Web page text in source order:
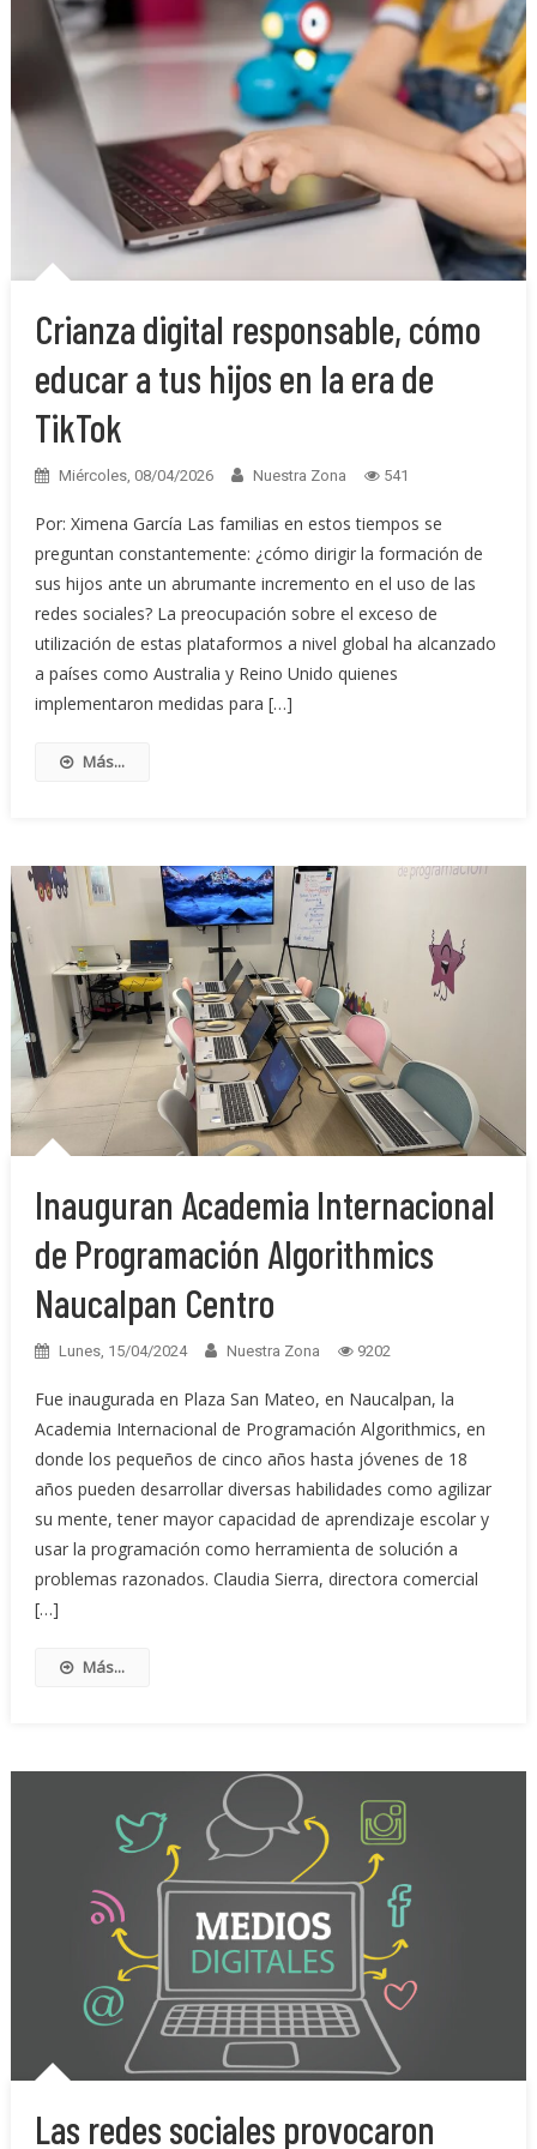
Crianza digital responsable, cómo
educar a tus hijos en la era de
TikTok
Miércoles, 08/04/2026 Nuestra Zona 541
Por: Ximena García Las familias en estos tiempos se
preguntan constantemente: ¿cómo dirigir la formación de
sus hijos ante un abrumante incremento en el uso de las
redes sociales? La preocupación sobre el exceso de
utilización de estas plataformos a nivel global ha alcanzado
a países como Australia y Reino Unido quienes
implementaron medidas para […]
Más...
Inauguran Academia Internacional
de Programación Algorithmics
Naucalpan Centro
Lunes, 15/04/2024 Nuestra Zona 9202
Fue inaugurada en Plaza San Mateo, en Naucalpan, la
Academia Internacional de Programación Algorithmics, en
donde los pequeños de cinco años hasta jóvenes de 18
años pueden desarrollar diversas habilidades como agilizar
su mente, tener mayor capacidad de aprendizaje escolar y
usar la programación como herramienta de solución a
problemas razonados. Claudia Sierra, directora comercial
[…]
Más...
Las redes sociales provocaron